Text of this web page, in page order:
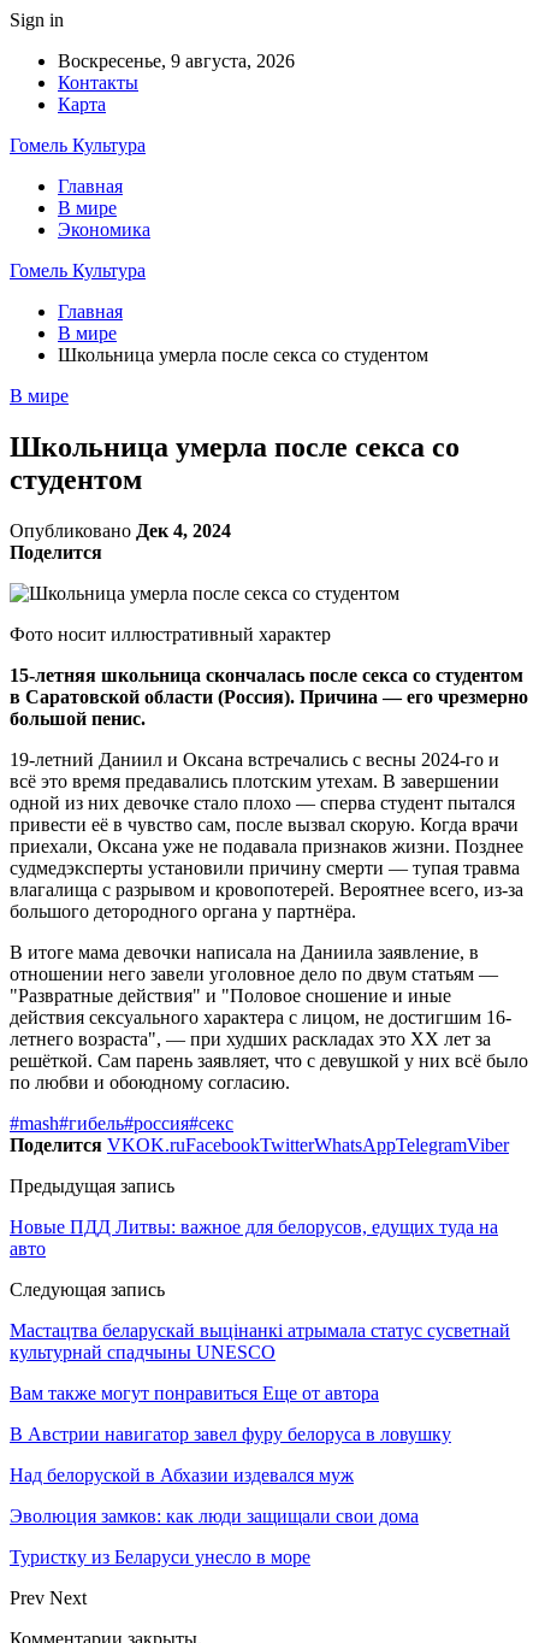
Sign in
Воскресенье, 9 августа, 2026
Контакты
Карта
Гомель Культура
Главная
В мире
Экономика
Гомель Культура
Главная
В мире
Школьница умерла после секса со студентом
В мире
Школьница умерла после секса со
студентом
Опубликовано Дек 4, 2024
Поделится
Фото носит иллюстративный характер
15-летняя школьница скончалась после секса со студентом
в Саратовской области (Россия). Причина — его чрезмерно
большой пенис.
19-летний Даниил и Оксана встречались с весны 2024-го и
всё это время предавались плотским утехам. В завершении
одной из них девочке стало плохо — сперва студент пытался
привести её в чувство сам, после вызвал скорую. Когда врачи
приехали, Оксана уже не подавала признаков жизни. Позднее
судмедэксперты установили причину смерти — тупая травма
влагалища с разрывом и кровопотерей. Вероятнее всего, из-за
большого детородного органа у партнёра.
В итоге мама девочки написала на Даниила заявление, в
отношении него завели уголовное дело по двум статьям —
"Развратные действия" и "Половое сношение и иные
действия сексуального характера с лицом, не достигшим 16-
летнего возраста", — при худших раскладах это ХХ лет за
решёткой. Сам парень заявляет, что с девушкой у них всё было
по любви и обоюдному согласию.
#mash#гибель#россия#секс
Поделится VKOK.ruFacebookTwitterWhatsAppTelegramViber
Предыдущая запись
Новые ПДД Литвы: важное для белорусов, едущих туда на
авто
Следующая запись
Мастацтва беларускай выцінанкі атрымала статус сусветнай
культурнай спадчыны UNESCO
Вам также могут понравиться Еще от автора
В Австрии навигатор завел фуру белоруса в ловушку
Над белоруской в Абхазии издевался муж
Эволюция замков: как люди защищали свои дома
Туристку из Беларуси унесло в море
Prev Next
Комментарии закрыты.